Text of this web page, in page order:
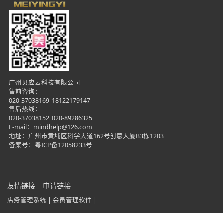
广州贝应云科技有限公司
售前咨询：
020-37038169 18122179147
售后热线：
020-37038152 020-89286325
E-mail：mindhelp@126.com
地址：广州市黄埔区科学大道162号创意大厦B3栋1203
备案号： 粤ICP备12058233号
友情链接 申请链接
店务管理系统 | 会员管理软件 |